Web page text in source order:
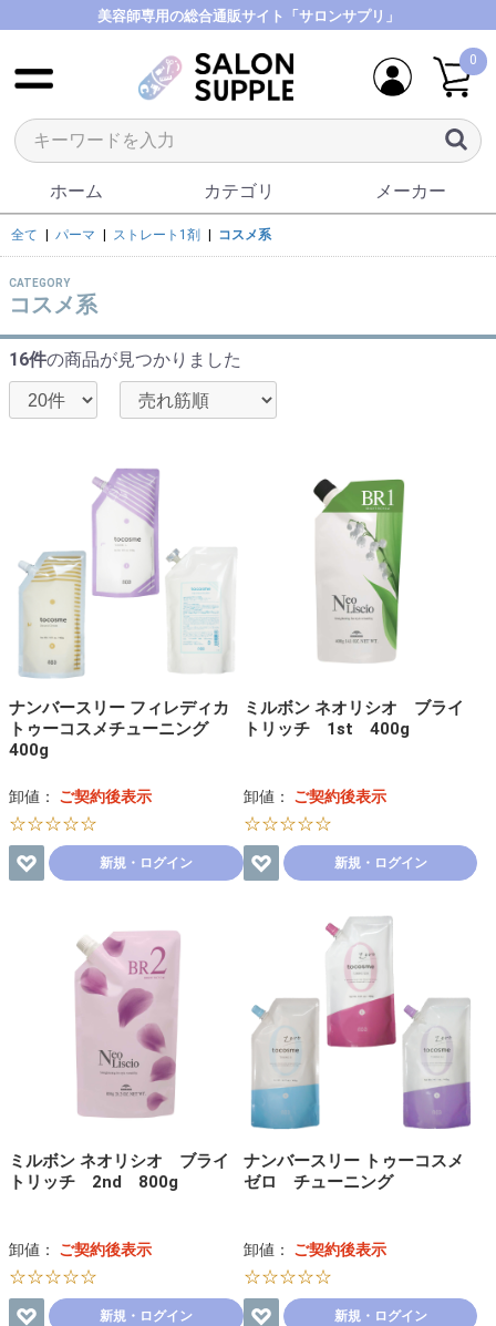
美容師専用の総合通販サイト「サロンサプリ」
0
ホーム カテゴリ メーカー
全て パーマ ストレート1剤 コスメ系
CATEGORY
コスメ系
16件の商品が見つかりました
ナンバースリー フィレディカ
トゥーコスメチューニング
400g
卸値： ご契約後表示
☆☆☆☆☆
新規・ログイン
ミルボン ネオリシオ ブライ
トリッチ 1st 400g
卸値： ご契約後表示
☆☆☆☆☆
新規・ログイン
ミルボン ネオリシオ ブライ
トリッチ 2nd 800g
卸値： ご契約後表示
☆☆☆☆☆
新規・ログイン
ナンバースリー トゥーコスメ
ゼロ チューニング
卸値： ご契約後表示
☆☆☆☆☆
新規・ログイン